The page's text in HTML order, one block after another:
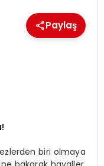
Paylaş
biri olmaya